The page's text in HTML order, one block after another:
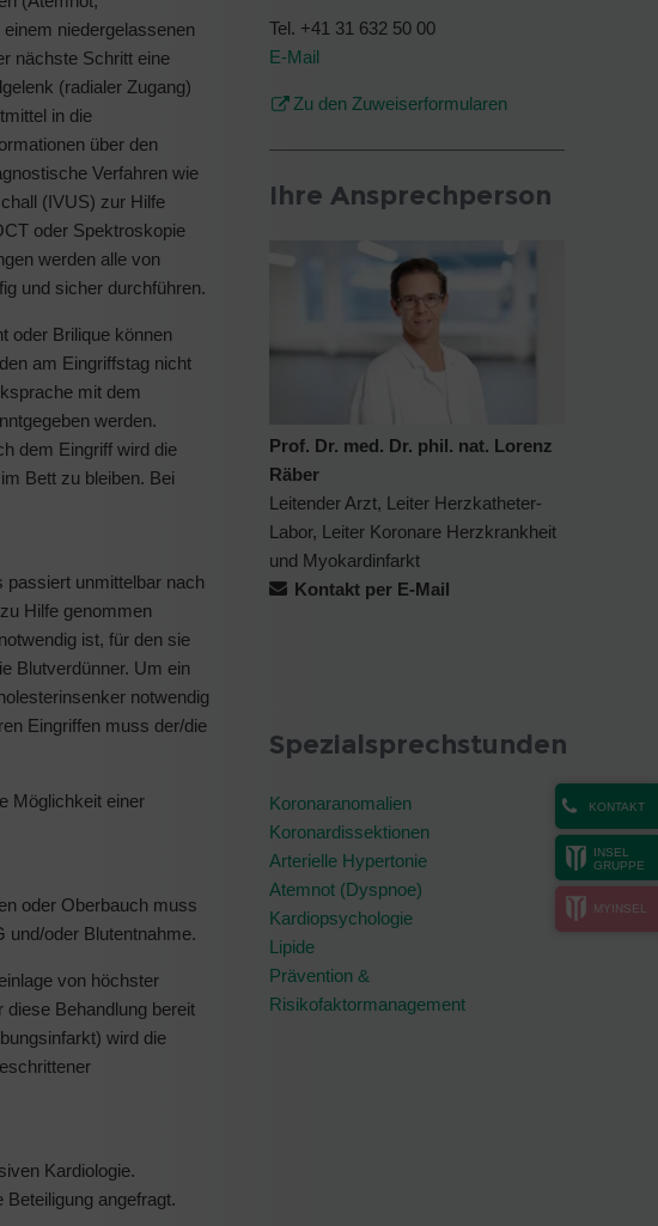
KONTAKT
INSEL
GRUPPE
MYINSEL
niedergelassenen
nächste Schritt eine
(radialer Zugang)
in die
über den
Verfahren wie
(IVUS) zur Hilfe
oder Spektroskopie
werden alle von
und sicher durchführen.
oder Brilique können
am Eingriffstag nicht
mit dem
werden.
dem Eingriff wird die
Bett zu bleiben. Bei
unmittelbar nach
Hilfe genommen
ist, für den sie
Blutverdünner. Um ein
notwendig
Eingriffen muss der/die
Möglichkeit einer
oder Oberbauch muss
und/oder Blutentnahme.
von höchster
diese Behandlung bereit
wird die
Kardiologie.
angefragt.
Tel. +41 31 632 50 00
E-Mail
Zu den Zuweiserformularen
Ihre Ansprechperson
Prof. Dr. med. Dr. phil. nat. Lorenz
Räber
Leitender Arzt, Leiter Herzkatheter-
Labor, Leiter Koronare Herzkrankheit
und Myokardinfarkt
Kontakt per E-Mail
Spezialsprechstunden
Koronaranomalien
Koronardissektionen
Arterielle Hypertonie
Atemnot (Dyspnoe)
Kardiopsychologie
Lipide
Prävention &
Risikofaktormanagement